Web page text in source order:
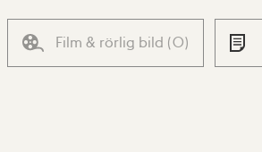
Film & rörlig bild (0)